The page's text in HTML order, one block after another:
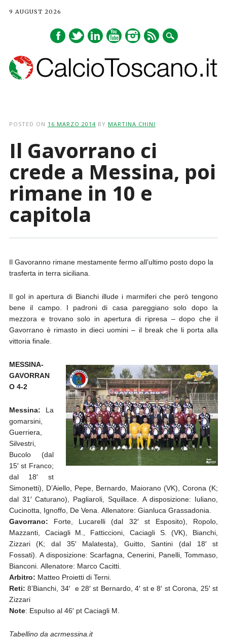
9 AUGUST 2026
POSTED ON 16 MARZO 2014 BY MARTINA CHINI
Il Gavorrano ci
crede a Messina, poi
rimane in 10 e
capitola
Il Gavoranno rimane mestamente fermo all’ultimo posto dopo la
trasferta in terra siciliana.
Il gol in apertura di Bianchi illude i marmiferi che però tengono
bene il campo. I padroni di casa pareggiano solo dopo la
mezzora e trovano solo in apertura di ripresa – dopo che il
Gavorrano è rimasto in dieci uomini – il break che li porta alla
vittoria finale.
MESSINA-
GAVORRAN
O 4-2
Messina: La
gomarsini,
Guerriera,
Silvestri,
Bucolo (dal
15′ st Franco;
dal 18′ st
Simonetti), D’Aiello, Pepe, Bernardo, Maiorano (VK), Corona (K;
dal 31′ Caturano), Pagliaroli, Squillace. A disposizione: Iuliano,
Cucinotta, Ignoffo, De Vena. Allenatore: Gianluca Grassadonia.
Gavorrano: Forte, Lucarelli (dal 32′ st Esposito), Ropolo,
Mazzanti, Caciagli M., Fatticcioni, Caciagli S. (VK), Bianchi,
Zizzari (K; dal 35′ Malatesta), Guitto, Santini (dal 18′ st
Fossati). A disposizione: Scarfagna, Cenerini, Panelli, Tommaso,
Bianconi. Allenatore: Marco Cacitti.
Arbitro: Matteo Proietti di Terni.
Reti: 8’Bianchi, 34′ e 28′ st Bernardo, 4′ st e 8′ st Corona, 25′ st
Zizzari
Note: Espulso al 46′ pt Caciagli M.
Tabellino da acrmessina.it